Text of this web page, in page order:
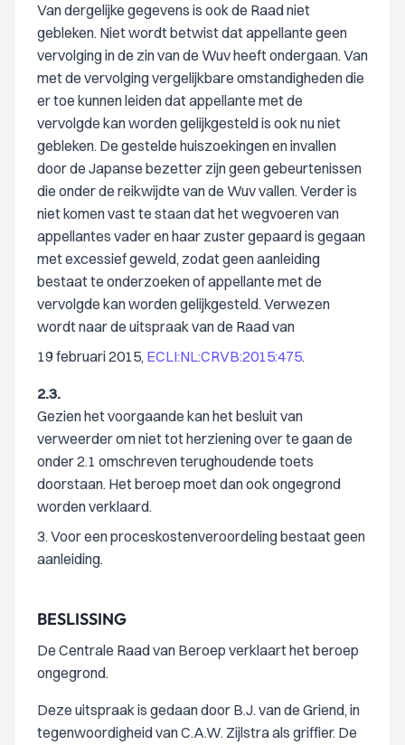
Van dergelijke gegevens is ook de Raad niet
gebleken. Niet wordt betwist dat appellante geen
vervolging in de zin van de Wuv heeft ondergaan. Van
met de vervolging vergelijkbare omstandigheden die
er toe kunnen leiden dat appellante met de
vervolgde kan worden gelijkgesteld is ook nu niet
gebleken. De gestelde huiszoekingen en invallen
door de Japanse bezetter zijn geen gebeurtenissen
die onder de reikwijdte van de Wuv vallen. Verder is
niet komen vast te staan dat het wegvoeren van
appellantes vader en haar zuster gepaard is gegaan
met excessief geweld, zodat geen aanleiding
bestaat te onderzoeken of appellante met de
vervolgde kan worden gelijkgesteld. Verwezen
wordt naar de uitspraak van de Raad van
19 februari 2015, ECLI:NL:CRVB:2015:475.
2.3.
Gezien het voorgaande kan het besluit van
verweerder om niet tot herziening over te gaan de
onder 2.1 omschreven terughoudende toets
doorstaan. Het beroep moet dan ook ongegrond
worden verklaard.
3. Voor een proceskostenveroordeling bestaat geen
aanleiding.
BESLISSING
De Centrale Raad van Beroep verklaart het beroep
ongegrond.
Deze uitspraak is gedaan door B.J. van de Griend, in
tegenwoordigheid van C.A.W. Zijlstra als griffier. De